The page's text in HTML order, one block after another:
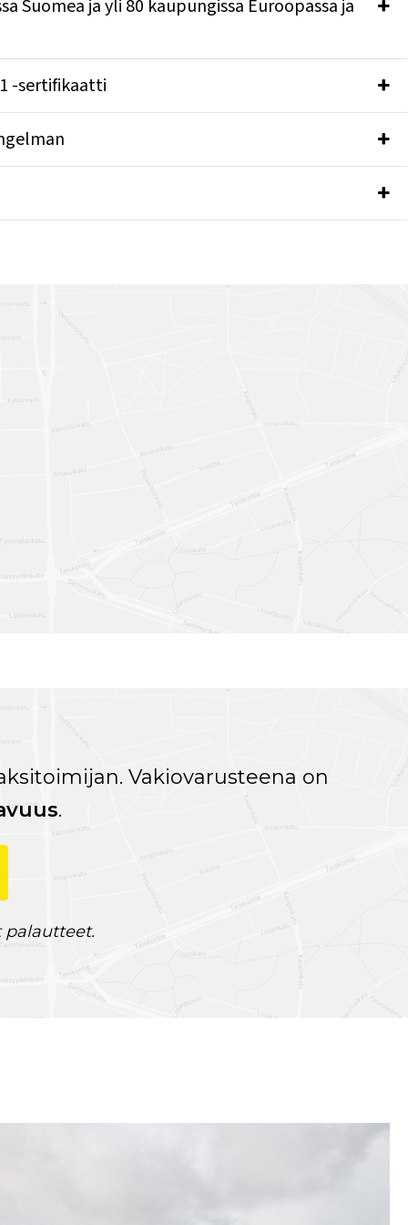
Suomea ja yli 80 kaupungissa Euroopassa ja
-sertifikaatti
Vakiovarusteena on
.
palautteet.